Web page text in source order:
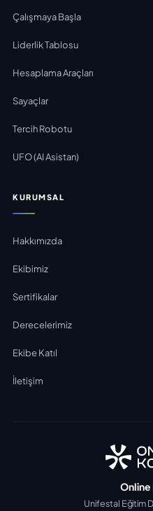
Çalışmaya Başla
Liderlik Tablosu
Hesaplama Araçları
Sayaçlar
Tercih Robotu
UFO (AI Asistan)
KURUMSAL
Hakkımızda
Ekibimiz
Sertifikalar
Derecelerimiz
Ekibe Katıl
İletişim
Online
Unifestal Eğitim